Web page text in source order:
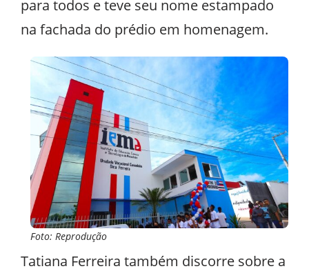
para todos e teve seu nome estampado
na fachada do prédio em homenagem.
Foto: Reprodução
Tatiana Ferreira também discorre sobre a